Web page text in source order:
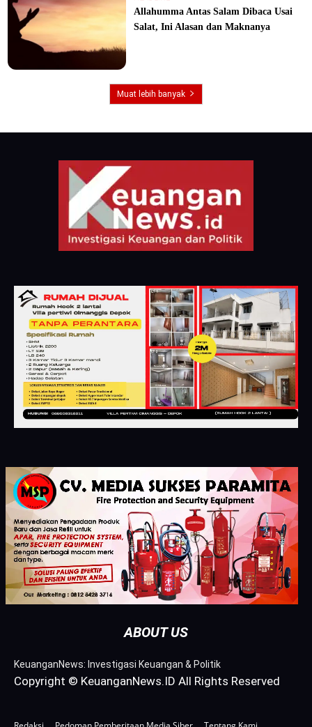
Allahumma Antas Salam Dibaca Usai
Salat, Ini Alasan dan Maknanya
Muat lebih banyak
ABOUT US
KeuanganNews: Investigasi Keuangan & Politik
Copyright © KeuanganNews.ID All Rights Reserved